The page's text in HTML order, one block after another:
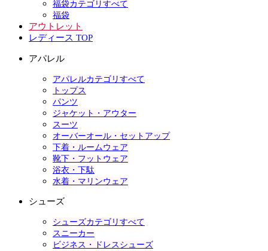
福袋カテゴリすべて
福袋
アウトレット
レディース TOP
アパレル
アパレルカテゴリすべて
トップス
パンツ
ジャケット・アウター
スーツ
オーバーオール・セットアップ
下着・ルームウェア
靴下・フットウェア
浴衣・下駄
水着・マリンウェア
シューズ
シューズカテゴリすべて
スニーカー
ビジネス・ドレスシューズ